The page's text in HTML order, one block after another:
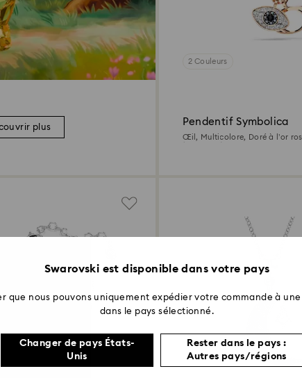
plus
2 Couleurs
Pendentif Symbolica
Œil, Multicolore, Doré à l’or
Swarovski est disponible dans votre pays
que nous pouvons uniquement expédier votre commande à
dans le pays sélectionné.
Changer de pays États-
Unis
Rester dans le pays :
Autres pays/régions